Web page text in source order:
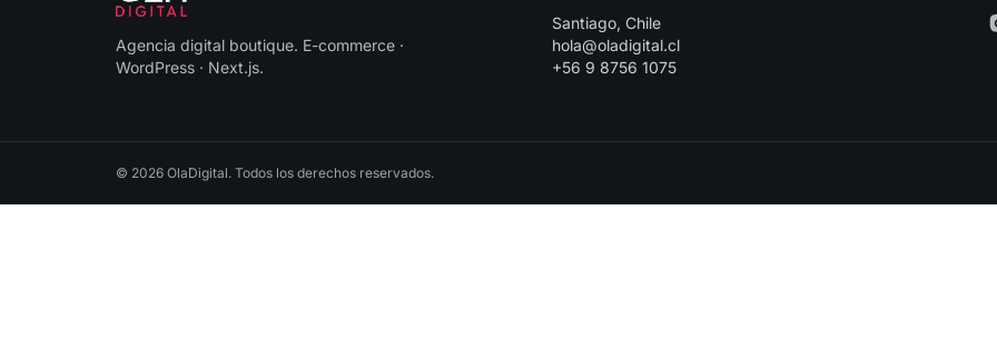
Agencia digital boutique. E-commerce ·
WordPress · Next.js.
Santiago, Chile
hola@oladigital.cl
+56 9 8756 1075
© 2026 OlaDigital. Todos los derechos reservados.